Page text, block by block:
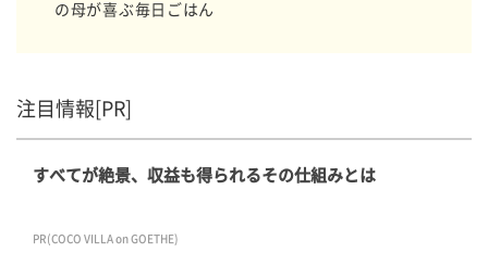
の母が喜ぶ毎日ごはん
注目情報[PR]
すべてが絶景、収益も得られるその仕組みとは
PR(COCO VILLA on GOETHE)